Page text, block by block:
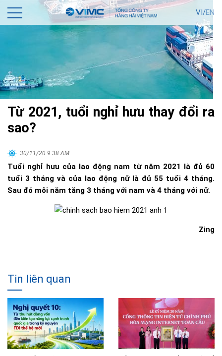
VI/EN
Từ 2021, tuổi nghỉ hưu thay đổi ra
sao?
30/11/20 9:38 AM
Tuổi nghỉ hưu của lao động nam từ năm 2021 là đủ 60
tuổi 3 tháng và của lao động nữ là đủ 55 tuổi 4 tháng.
Sau đó mỗi năm tăng 3 tháng với nam và 4 tháng với nữ.
Zing
Tin liên quan